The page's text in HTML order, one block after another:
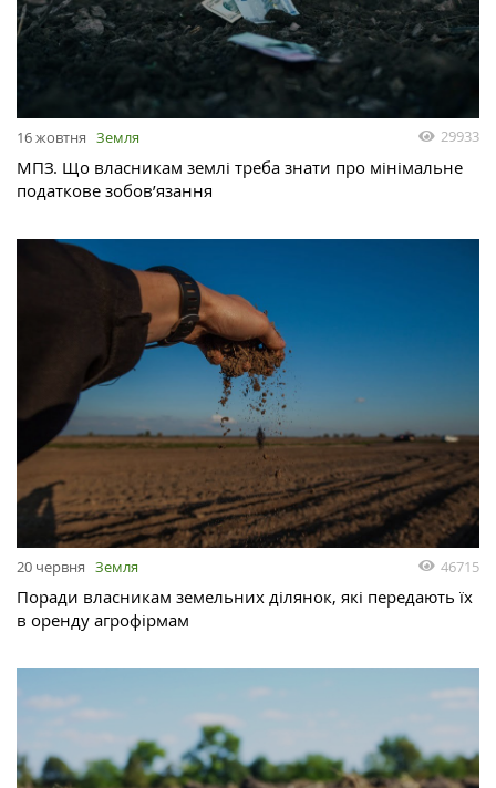
16 жовтня Земля 29933
МПЗ. Що власникам землі треба знати про мінімальне
податкове зобов’язання
20 червня Земля 46715
Поради власникам земельних ділянок, які передають їх
в оренду агрофірмам